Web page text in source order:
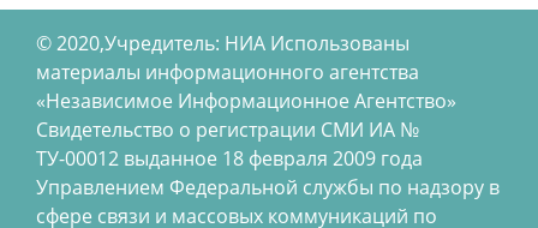
© 2020,Учредитель: НИА Использованы
материалы информационного агентства
«Независимое Информационное Агентство»
Свидетельство о регистрации СМИ ИА №
ТУ-00012 выданное 18 февраля 2009 года
Управлением Федеральной службы по надзору в
сфере связи и массовых коммуникаций по